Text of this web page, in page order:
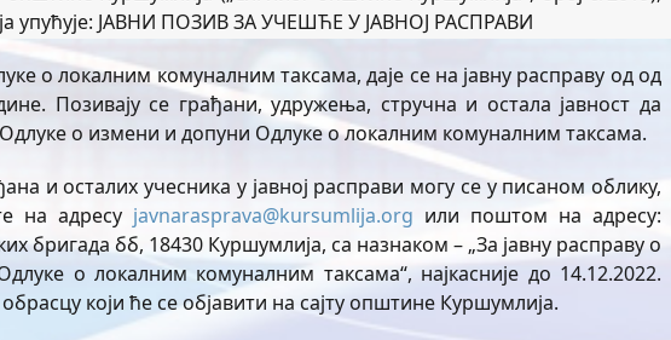
упућује: ЈАВНИ ПОЗИВ ЗА УЧЕШЋЕ У ЈАВНОЈ РАСПРАВИ
о локалним комуналним таксама, даје се на јавну расправу од од
Позивају се грађани, удружења, стручна и остала јавност да
Одлуке о измени и допуни Одлуке о локалним комуналним таксама.
и осталих учесника у јавној расправи могу се у писаном облику,
на адресу javnarasprava@kursumlija.org или поштом на адресу:
бригада бб, 18430 Куршумлија, са назнаком – „За јавну расправу о
о локалним комуналним таксама“, најкасније до 14.12.2022.
који ће се објавити на сајту општине Куршумлија.